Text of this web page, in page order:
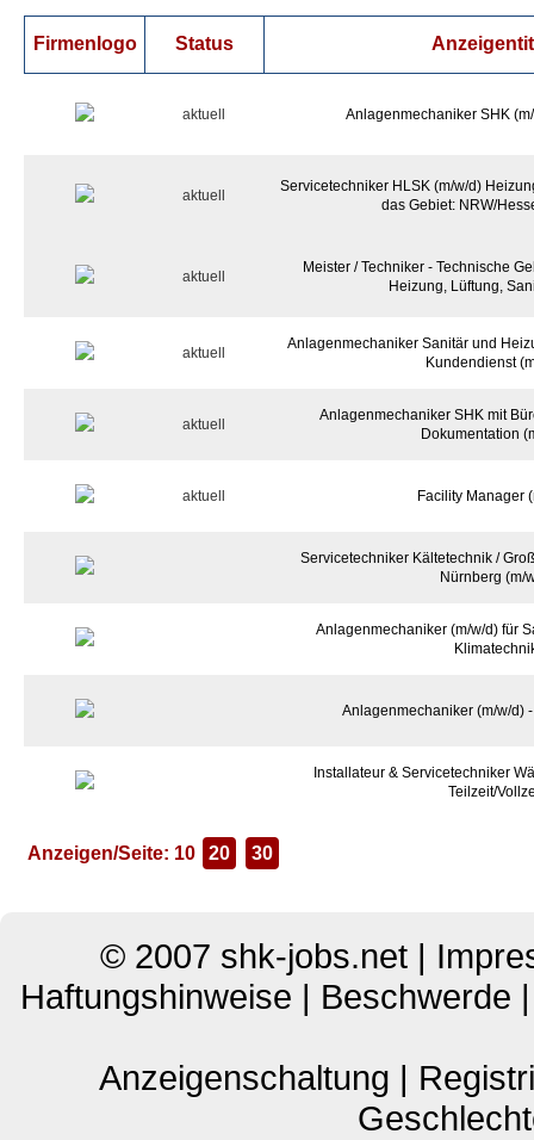
Firmenlogo Status
aktuell Anlagenmechaniker SHK
aktuell
Servicetechniker HLSK (m/w/d)
das Gebiet: NRW/
aktuell
Meister / Techniker - Technische
Heizung, Lüftung,
aktuell
Anlagenmechaniker Sanitär und
Kundendienst
aktuell
Anlagenmechaniker SHK mit
Dokumentation
aktuell Facility Manager
Servicetechniker Kältetechnik /
Nürnberg (m/
Anlagenmechaniker (m/w/d) für
Anlagenmechaniker (m/w/d)
Installateur & Servicetechniker
Teilzeit/
Anzeigen/Seite: 10 20 30
© 2007 shk-jobs.net |
Haftungshinweise | Beschwerde
Anzeigenschaltung |